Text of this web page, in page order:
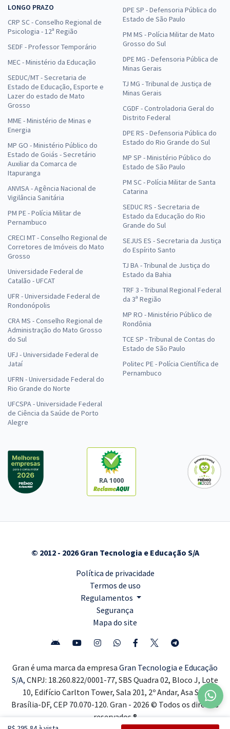
LONGO PRAZO
CRP SC - Conselho Regional de
Psicologia - 12ª Região
SEDF - Professor Temporário
MEC - Ministério da Educação
SEDUC/MT - Secretaria de
Estado de Educação, Esporte e
Lazer do estado de Mato
Grosso
MME - Ministério de Minas e
Energia
MP GO - Ministério Público do
Estado de Goiás - Secretário
Auxiliar da Comarca de
Itapuranga
ANVISA - Agência Nacional de
Vigilância Sanitária
PM PE - Polícia Militar de
Pernambuco
CRECI MT - Conselho Regional de
Corretores de Imóveis do Mato
Grosso
Universidade Federal de
Catalão - UFCAT
UFR - Universidade Federal de
Rondonópolis
CRA MS - Conselho Regional de
Administração do Mato Grosso
do Sul
UFJ - Universidade Federal de
Jataí
UFRN - Universidade Federal do
Rio Grande do Norte
UFCSPA - Universidade Federal
de Ciência da Saúde de Porto
Alegre
DPE SP - Defensoria Pública do
Estado de São Paulo
PM MS - Polícia Militar de Mato
Grosso do Sul
DPE MG - Defensoria Pública de
Minas Gerais
TJ MG - Tribunal de Justiça de
Minas Gerais
CGDF - Controladoria Geral do
Distrito Federal
DPE RS - Defensoria Pública do
Estado do Rio Grande do Sul
MP SP - Ministério Público do
Estado de São Paulo
PM SC - Polícia Militar de Santa
Catarina
SEDUC RS - Secretaria de
Estado da Educação do Rio
Grande do Sul
SEJUS ES - Secretaria da Justiça
do Espírito Santo
TJ BA - Tribunal de Justiça do
Estado da Bahia
TRF 3 - Tribunal Regional Federal
da 3ª Região
MP RO - Ministério Público de
Rondônia
TCE SP - Tribunal de Contas do
Estado de São Paulo
Politec PE - Polícia Científica de
Pernambuco
RA 1000
© 2012 - 2026 Gran Tecnologia e Educação S/A
Política de privacidade
Termos de uso
Regulamentos
Segurança
Mapa do site
Gran é uma marca da empresa Gran Tecnologia e Educação
S/A, CNPJ: 18.260.822/0001-77, SBS Quadra 02, Bloco J, Lote
10, Edifício Carlton Tower, Sala 201, 2º Andar, Asa Sul,
Brasília-DF, CEP 70.070-120. Gran - 2026 © Todos os direitos
reservados ®